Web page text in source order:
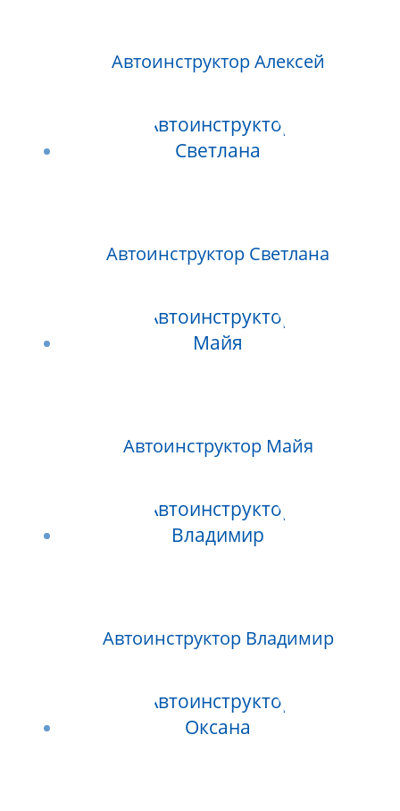
Автоинструктор Алексей
Автоинструктор Светлана
Автоинструктор Майя
Автоинструктор Владимир